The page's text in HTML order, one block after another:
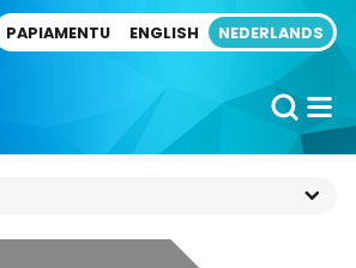
PAPIAMENTU ENGLISH NEDERLANDS